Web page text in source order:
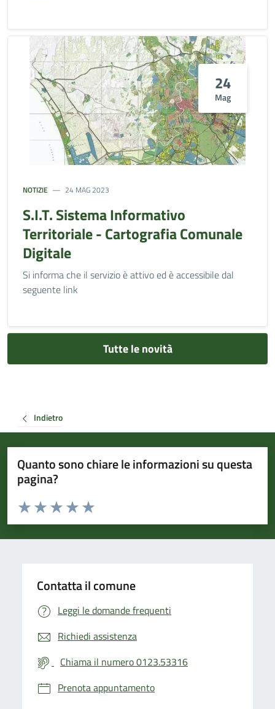
24
Mag
NOTIZIE 24 MAG 2023
S.I.T. Sistema Informativo
Territoriale - Cartografia Comunale
Digitale
Si informa che il servizio è attivo ed è accessibile dal
seguente link
Tutte le novità
Indietro
Quanto sono chiare le informazioni su questa
pagina?
Valuta da 1 a 5 stelle la pagina
Valuta 5 stelle su 5
Valuta 4 stelle su 5
Valuta 3 stelle su 5
Valuta 2 stelle su 5
Valuta 1 stelle su 5
Contatta il comune
Leggi le domande frequenti
Richiedi assistenza
Chiama il numero 0123.53316
Prenota appuntamento